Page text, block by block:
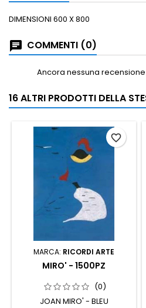
DIMENSIONI 600 X 800
COMMENTI (0)
Ancora nessuna
16 ALTRI PRODOTTI DELLA
MARCA: RICORDI ARTE
MIRO' - 1500PZ
(0)
JOAN MIRO' - BLEU
favorite_border